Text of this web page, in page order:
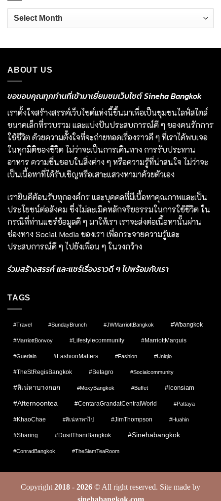
Archives
ABOUT US
ขอขอบคุณทุกท่านที่เข้ามาเยี่ยมชมเว็บไซต์ Sineha Bangkok
เราตั้งใจสร้างสรรค์เว็บไซต์แห่งนี้ขึ้นมาเพื่อเป็นชุมชนไลฟ์สไตล์
ขนาดเล็กที่รวบรวม และแบ่งปันประสบการณ์ดี ๆ ของคนรักการ
ใช้ชีวิต ด้วยความตั้งใจที่จะถ่ายทอดเรื่องราวดี ๆ ที่เราได้พบเจอ
ในทุกมิติของชีวิต ไม่ว่าจะเป็นการเดินทาง การรับประทาน
อาหาร ความชื่นชอบในสิ่งต่าง ๆ หรือความรู้ที่น่าสนใจ ไม่ว่าจะ
เป็นเนื้อหาที่ได้รับเชิญหรือเสาะแสวงหามาด้วยตัวเอง
เรายินดีต้อนรับทุกองค์กร และบุคคลที่มีเนื้อหาคุณภาพและเป็น
ประโยชน์ต่อสังคม ซึ่งไม่ละเมิดหลักจริยธรรมในการใช้ชีวิต ใน
กรณีที่ท่านแชร์ข้อมูลดี ๆ มาให้เรา เราจะส่งต่อเนื้อหานั้นผ่าน
ช่องทาง Social Media ของเรา เพื่อกระจายความรู้และ
ประสบการณ์ดี ๆ ไปยังเพื่อน ๆ ในวงกว้าง
ร่วมสร้างสรรค์ และแชร์เรื่องราวดี ๆ ไปพร้อมกับเรา
TAGS
#Travel #SundayBrunch #JWMarriottBangkok #wbangkok
#MarriottBonvoy #lifestylecommunity #MarriottMarquis
#Guerlain #FashionMatters #fashion #Uniqlo
#TheStRegisBangkok #Betagro #socialcommunity
#สิเน่หาบางกอก #MoxyBangkok #Buffet #Iconsiam
#afternoontea #CentaraGrandatCentralWorld #pattaya
#KhaoChae #สิเน่หาพาไป #JimThompson #Huahin
#Sharing #DusitThaniBangkok #sinehabangkok
#ConradBangkok #TheSiamTeaRoom
Copyright 2018 - 2026 © All right reserved. Site made by
sinehabangkok.com